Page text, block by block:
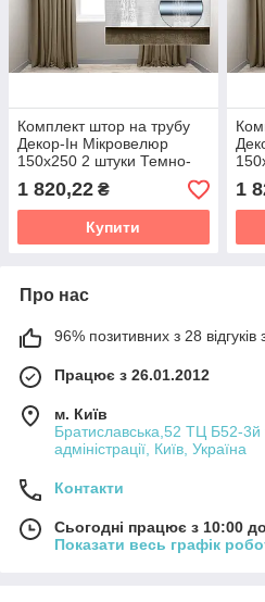
Комплект штор на трубу
Декор-Ін Мікровелюр
150x250 2 штуки Темно-
бежеві
1 820,22 ₴
Купити
1
Про нас
96% позитивних з 28 відгуків
Працює з 26.01.2012
м. Київ
Братиславська,52 ТЦ Б52-3й
адміністрації, Київ, Україна
Контакти
Сьогодні працює з 10:00
Показати весь графік